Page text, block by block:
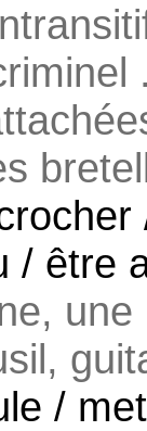
/ être
/